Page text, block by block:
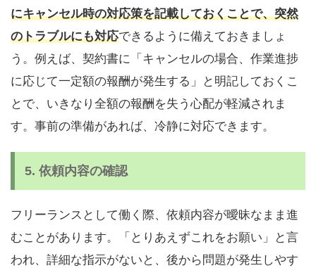
にキャンセル時の対応策を記載しておくことで、突然
のトラブルにも対応できるように備えておきましょ
う。例えば、契約書に「キャンセルの場合、作業進捗
に応じて一定額の報酬が発生する」と明記しておくこ
とで、いきなり全額の報酬を失う心配が軽減されま
す。事前の準備があれば、冷静に対応できます。
5. 依頼内容の確認
フリーランスとして働く際、依頼内容が曖昧なまま進
むことがあります。「とりあえずこれをお願い」と言
われ、詳細な指示がないと、後から問題が発生しやす